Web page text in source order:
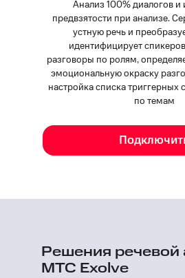
Анализ 100% диалогов и
предвзятости при анализе.
устную речь и
идентифицирует
разговоры по ролям,
эмоциональную окраску
настройка списка триггерных
по темам
Решения речевой
МТС Exolve